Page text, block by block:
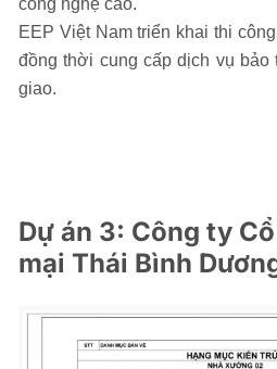
công nghệ cao.
EEP Việt Nam triển khai thi
đồng thời cung cấp dịch vụ
giao.
Dự án 3: Công ty
mại Thái Bình